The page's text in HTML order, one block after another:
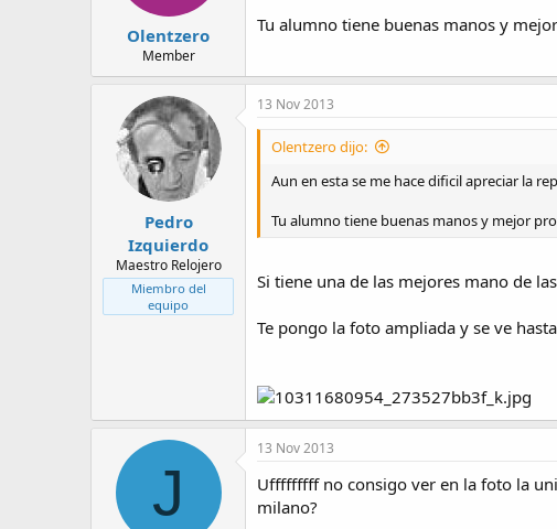
Olentzero
Member
Tu alumno tiene buenas manos y
Pedro
Izquierdo
Maestro Relojero
Miembro del
equipo
13 Nov 2013
Olentzero dijo:
Aun en esta se me hace dificil apreciar la
Tu alumno tiene buenas manos y mejor
Si tiene una de las mejores mano de
Te pongo la foto ampliada y se ve
J
13 Nov 2013
Ufffffffff no consigo ver en la foto la
milano?